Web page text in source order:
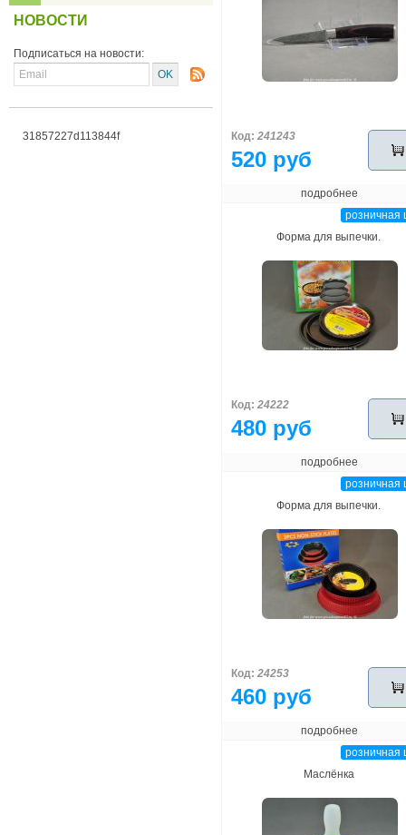
НОВОСТИ
Подписаться на новости:
31857227d113844f Код: 241243
520 руб
подробнее
розничная
Форма для выпечки.
Код: 24222
480 руб
подробнее
розничная
Форма для выпечки.
Код: 24253
460 руб
подробнее
розничная
Маслёнка